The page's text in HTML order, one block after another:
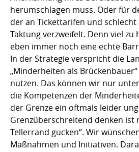
herumschlagen muss. Oder für
der an Tickettarifen und
Taktung verzweifelt. Denn viel zu
eben immer noch eine echte
In der Strategie verspricht die
„Minderheiten als
nutzen. Das können wir nur
die Kompetenzen der
der Grenze ein oftmals leider
Grenzüberschreitend denken ist
Tellerrand gucken“. Wir
Maßnahmen und Initiativen.